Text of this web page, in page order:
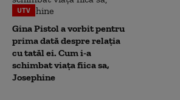
UTV
Gina Pistol a vorbit pentru
prima dată despre relația
cu tatăl ei. Cum i-a
schimbat viața fiica sa,
Josephine